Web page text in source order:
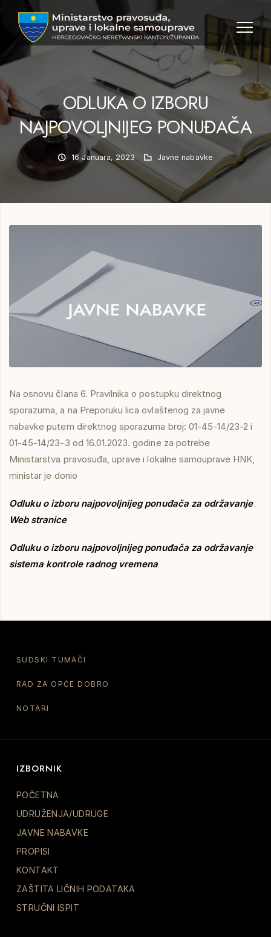
MPULS
ODLUKA O IZBORU
NAJPOVOLJNIJEG PONUĐAČA
16 Januara, 2023 Javne nabavke
Na osnovu člana 6. Pravilnika o postupku direktnog
sporazuma, a na Preporuku lica ovlaštenog za javne
nabavke putem direktnog sporazuma broj: 01-45-14/23-2 i
01-45-14/23-3 od 16.01.2023. godine za potrebe
Ministarstva pravosuđa, uprave i lokalne samouprave HNK,
ministar je donio
Odluku o izboru najpovoljnijeg ponuđača za održavanje
Web stranice
Odluku o izboru najpovoljnijeg ponuđača za održavanje
sistema kontrole radnog vremena
SUDSKI TUMAČI
RAD ZA OPĆE DOBRO
NOTARI
IZBORNIK
POČETNA
UDRUŽENJA/UDRUGE
JAVNE NABAVKE
PROPISI
KONTAKT
ZAŠTITA LIČNIH PODATAKA
STRUČNI ISPIT